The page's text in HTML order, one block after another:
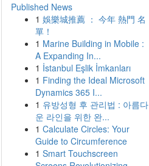
Published News
1 娛樂城推薦 ： 今年 熱門 名
單！
1 Marine Building in Mobile :
A Expanding In...
1 İstanbul Eşlik İmkanları
1 Finding the Ideal Microsoft
Dynamics 365 I...
1 유방성형 후 관리법 : 아름다
운 라인을 위한 완...
1 Calculate Circles: Your
Guide to Circumference
1 Smart Touchscreen